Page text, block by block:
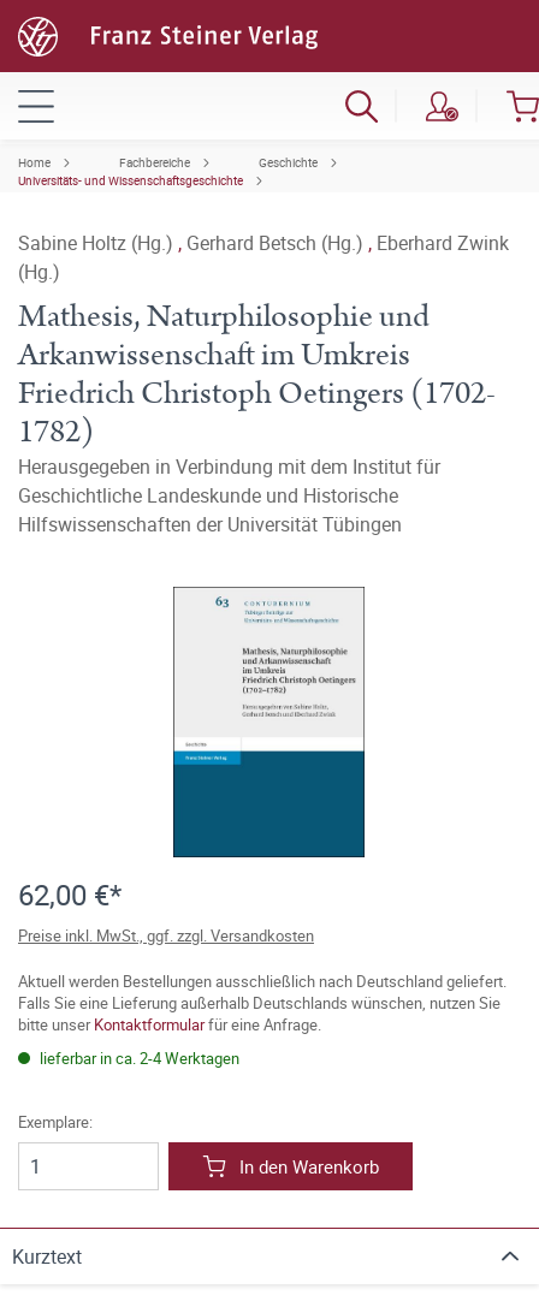
Home Fachbereiche
Geschichte
Universitäts- und Wissenschaftsgeschichte
Sabine Holtz (Hg.) , Gerhard Betsch (Hg.) , Eberhard Zwink
(Hg.)
Mathesis, Naturphilosophie und
Arkanwissenschaft im Umkreis
Friedrich Christoph Oetingers (1702-
1782)
Herausgegeben in Verbindung mit dem Institut für
Geschichtliche Landeskunde und Historische
Hilfswissenschaften der Universität Tübingen
62,00 €*
Preise inkl. MwSt., ggf. zzgl. Versandkosten
Aktuell werden Bestellungen ausschließlich nach Deutschland geliefert.
Falls Sie eine Lieferung außerhalb Deutschlands wünschen, nutzen Sie
bitte unserKontaktformularfür eine Anfrage.
lieferbar in ca. 2-4 Werktagen
Exemplare:
In den Warenkorb
Kurztext